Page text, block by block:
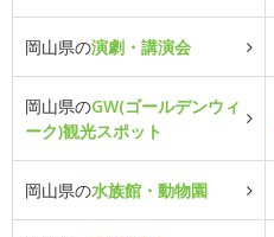
岡山県の演劇・講演会
岡山県のGW(ゴールデンウィ
ーク)観光スポット
岡山県の水族館・動物園